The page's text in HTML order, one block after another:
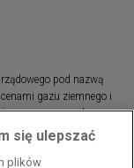
pod nazwą
gazu ziemnego i
pomoc w ramach
energochłonnych
elektrycznej w
się ulepszać
plików